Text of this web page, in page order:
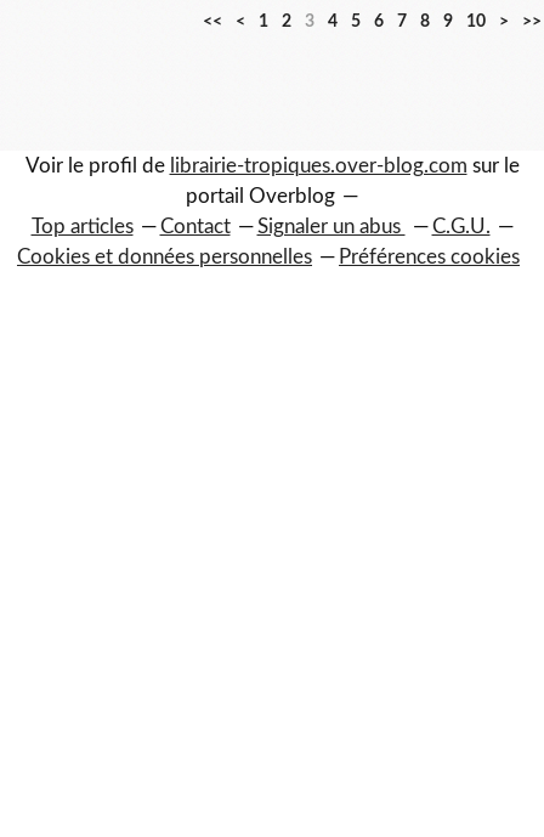
<< < 1 2 3 4 5 6 7 8 9 10 > >>
Voir le profil de librairie-tropiques.over-blog.com sur le
portail Overblog
Top articles
Contact Signaler un abus
C.G.U.
Cookies et données personnelles
Préférences cookies